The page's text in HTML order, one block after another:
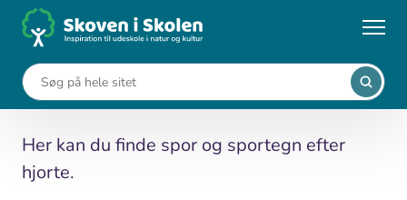
... Aktiviteter Hjortespor
Hjortespor
Her kan du finde spor og sportegn efter
hjorte.